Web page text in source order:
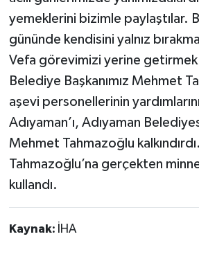
yemeklerini bizimle paylaştılar.
gününde kendisini yalnız
Vefa görevimizi yerine
Belediye Başkanımız Mehmet
aşevi personellerinin
Adıyaman’ı, Adıyaman
Mehmet Tahmazoğlu
Tahmazoğlu’na gerçekten
kullandı.
Kaynak: İHA